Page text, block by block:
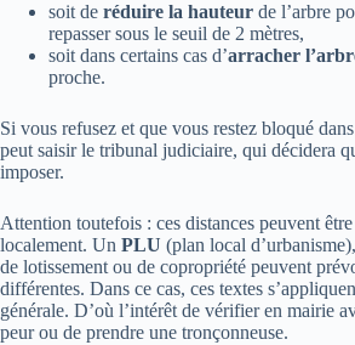
soit de réduire la hauteur de l’arbre
repasser sous le seuil de 2 mètres,
soit dans certains cas d’arracher
proche.
Si vous refusez et que vous restez bloqué
peut saisir le tribunal judiciaire, qui décidera
imposer.
Attention toutefois : ces distances peuvent
localement. Un PLU (plan local
de lotissement ou de copropriété peuvent
différentes. Dans ce cas, ces textes
générale. D’où l’intérêt de vérifier en mairie
peur ou de prendre une tronçonneuse.